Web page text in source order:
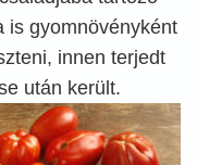
is gyomnövényként
innen terjedt
után került.